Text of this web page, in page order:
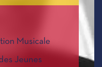
Musicale
Jeunes